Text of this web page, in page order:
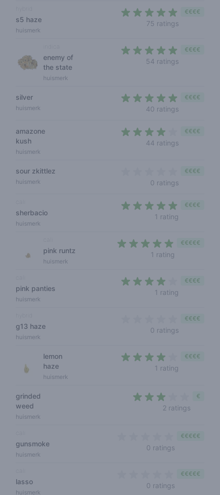
s5 haze
huismerk
75 ratings
€€€€
enemy of
the state
huismerk
54 ratings
€€€€
silver
huismerk 40 ratings
€€€€
amazone
kush
huismerk
44 ratings
€€€€
sour zkittlez
huismerk 0 ratings
€€€€
sherbacio
huismerk
1 rating
€€€€
pink runtz
huismerk
1 rating
€€€€€
pink panties
huismerk
1 rating
€€€€
g13 haze
huismerk
0 ratings
€€€€
lemon
haze
huismerk
1 rating
€€€€
grinded
weed
huismerk
2 ratings
€
gunsmoke
huismerk
0 ratings
€€€€€
lasso
huismerk
0 ratings
€€€€€